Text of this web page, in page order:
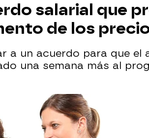
salarial que
de los
a un acuerdo para que el
una semana más al
ley de la vivienda en un minuto